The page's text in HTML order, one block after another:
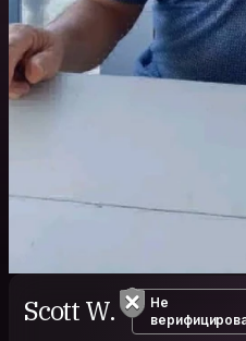
Scott W.
Не